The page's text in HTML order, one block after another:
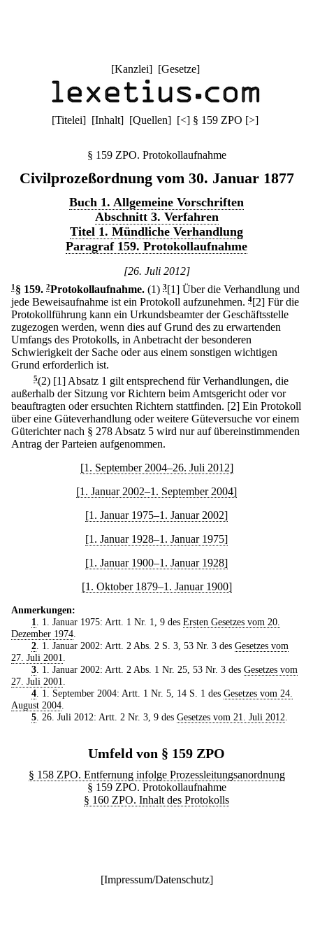
[Kanzlei] [Gesetze]
[Titelei] [Inhalt] [Quellen] [<] § 159 ZPO [>]
§ 159 ZPO. Protokollaufnahme
Civilprozeßordnung vom 30. Januar 1877
Buch 1. Allgemeine Vorschriften
Abschnitt 3. Verfahren
Titel 1. Mündliche Verhandlung
Paragraf 159. Protokollaufnahme
[26. Juli 2012]
1 § 159. 2Protokollaufnahme. (1) 3[1] Über die Verhandlung und
jede Beweisaufnahme ist ein Protokoll aufzunehmen. 4[2] Für die
Protokollführung kann ein Urkundsbeamter der Geschäftsstelle
zugezogen werden, wenn dies auf Grund des zu erwartenden
Umfangs des Protokolls, in Anbetracht der besonderen
Schwierigkeit der Sache oder aus einem sonstigen wichtigen
Grund erforderlich ist.
5(2) [1] Absatz 1 gilt entsprechend für Verhandlungen, die
außerhalb der Sitzung vor Richtern beim Amtsgericht oder vor
beauftragten oder ersuchten Richtern stattfinden. [2] Ein Protokoll
über eine Güteverhandlung oder weitere Güteversuche vor einem
Güterichter nach § 278 Absatz 5 wird nur auf übereinstimmenden
Antrag der Parteien aufgenommen.
[1. September 2004–26. Juli 2012]
[1. Januar 2002–1. September 2004]
[1. Januar 1975–1. Januar 2002]
[1. Januar 1928–1. Januar 1975]
[1. Januar 1900–1. Januar 1928]
[1. Oktober 1879–1. Januar 1900]
Anmerkungen:
1. 1. Januar 1975: Artt. 1 Nr. 1, 9 des Ersten Gesetzes vom 20.
Dezember 1974.
2. 1. Januar 2002: Artt. 2 Abs. 2 S. 3, 53 Nr. 3 des Gesetzes vom
27. Juli 2001.
3. 1. Januar 2002: Artt. 2 Abs. 1 Nr. 25, 53 Nr. 3 des Gesetzes vom
27. Juli 2001.
4. 1. September 2004: Artt. 1 Nr. 5, 14 S. 1 des Gesetzes vom 24.
August 2004.
5. 26. Juli 2012: Artt. 2 Nr. 3, 9 des Gesetzes vom 21. Juli 2012.
Umfeld von § 159 ZPO
§ 158 ZPO. Entfernung infolge Prozessleitungsanordnung
§ 159 ZPO. Protokollaufnahme
§ 160 ZPO. Inhalt des Protokolls
[Impressum/Datenschutz]